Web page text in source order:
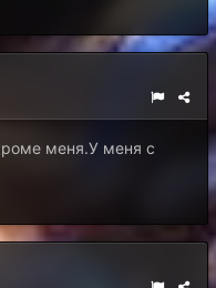
меня.У меня с